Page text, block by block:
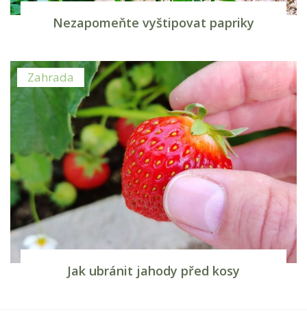
Nezapomeňte vyštipovat papriky
Zahrada
Jak ubránit jahody před kosy